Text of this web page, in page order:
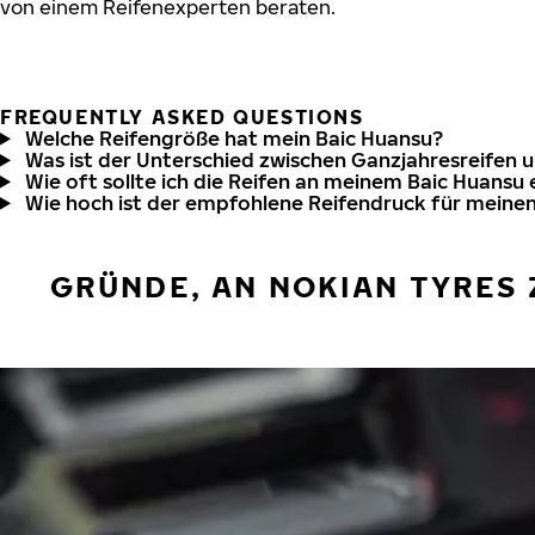
von einem Reifenexperten beraten.
FREQUENTLY ASKED QUESTIONS
Welche Reifengröße hat mein Baic Huansu?
Was ist der Unterschied zwischen Ganzjahresreifen
Wie oft sollte ich die Reifen an meinem Baic Huansu
Wie hoch ist der empfohlene Reifendruck für
GRÜNDE, AN NOKIAN TYRES